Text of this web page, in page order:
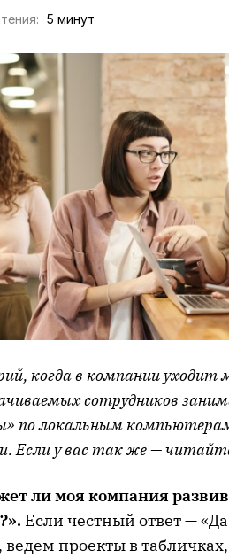
5 минут
когда в компании уходит
сотрудников
по локальным компьютерам
Если у вас так же —
ли моя компания
Если честный ответ —
проекты в